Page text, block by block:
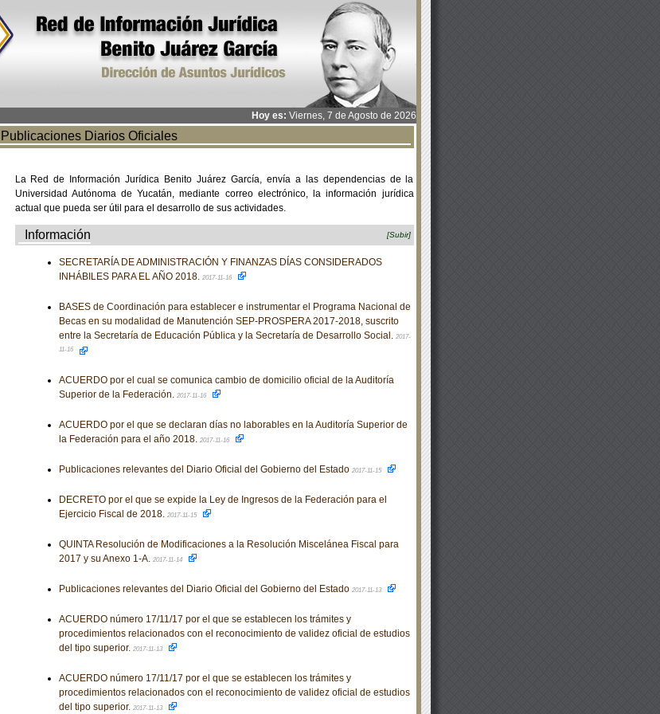
Hoy es: Viernes, 7 de Agosto de 2026
Publicaciones Diarios Oficiales
La Red de Información Jurídica Benito Juárez García, envía a las dependencias de la
Universidad Autónoma de Yucatán, mediante correo electrónico, la información jurídica
actual que pueda ser útil para el desarrollo de sus actividades.
Información [Subir]
SECRETARÍA DE ADMINISTRACIÓN Y FINANZAS DÍAS CONSIDERADOS
INHÁBILES PARA EL AÑO 2018. 2017-11-16
BASES de Coordinación para establecer e instrumentar el Programa Nacional de
Becas en su modalidad de Manutención SEP-PROSPERA 2017-2018, suscrito
entre la Secretaría de Educación Pública y la Secretaría de Desarrollo Social. 2017-
11-16
ACUERDO por el cual se comunica cambio de domicilio oficial de la Auditoría
Superior de la Federación. 2017-11-16
ACUERDO por el que se declaran días no laborables en la Auditoría Superior de
la Federación para el año 2018. 2017-11-16
Publicaciones relevantes del Diario Oficial del Gobierno del Estado 2017-11-15
DECRETO por el que se expide la Ley de Ingresos de la Federación para el
Ejercicio Fiscal de 2018. 2017-11-15
QUINTA Resolución de Modificaciones a la Resolución Miscelánea Fiscal para
2017 y su Anexo 1-A. 2017-11-14
Publicaciones relevantes del Diario Oficial del Gobierno del Estado 2017-11-13
ACUERDO número 17/11/17 por el que se establecen los trámites y
procedimientos relacionados con el reconocimiento de validez oficial de estudios
del tipo superior. 2017-11-13
ACUERDO número 17/11/17 por el que se establecen los trámites y
procedimientos relacionados con el reconocimiento de validez oficial de estudios
del tipo superior. 2017-11-13